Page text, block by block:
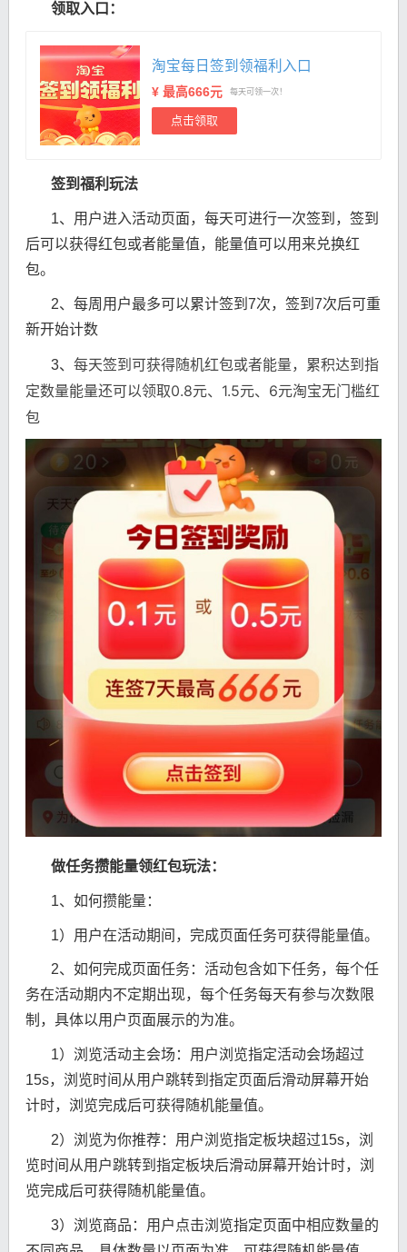
领取入口：
淘宝每日签到领福利入口
¥ 最高666元 每天可领一次！
点击领取
签到福利玩法
1、用户进入活动页面，每天可进行一次签到，签到
后可以获得红包或者能量值，能量值可以用来兑换红
包。
2、每周用户最多可以累计签到7次，签到7次后可重
新开始计数
3、 每天签到可获得随机红包或者能量，累积达到指
定数量能量还可以领取0.8元、1.5元、6元淘宝无门槛红
包
做任务攒能量领红包玩法：
1、如何攒能量：
1）用户在活动期间，完成页面任务可获得能量值。
2、如何完成页面任务：活动包含如下任务，每个任
务在活动期内不定期出现，每个任务每天有参与次数限
制，具体以用户页面展示的为准。
1）浏览活动主会场：用户浏览指定活动会场超过
15s，浏览时间从用户跳转到指定页面后滑动屏幕开始
计时，浏览完成后可获得随机能量值。
2）浏览为你推荐：用户浏览指定板块超过15s，浏
览时间从用户跳转到指定板块后滑动屏幕开始计时，浏
览完成后可获得随机能量值。
3）浏览商品：用户点击浏览指定页面中相应数量的